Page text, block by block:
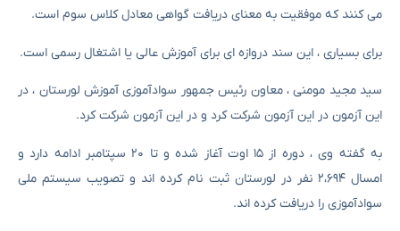
می کنند که موفقیت به معنای دریافت گواهی معادل کلاس سوم است.
برای بسیاری ، این سند دروازه ای برای آموزش عالی یا اشتغال رسمی است.
سید مجید مومنی ، معاون رئیس جمهور سوادآموزی آموزش لورستان ، در
این آزمون در این آزمون شرکت کرد و در این آزمون شرکت کرد.
به گفته وی ، دوره از ۱۵ اوت آغاز شده و تا ۲۰ سپتامبر ادامه دارد و
امسال ۲،۶۹۴ نفر در لورستان ثبت نام کرده اند و تصویب سیستم ملی
سوادآموزی را دریافت کرده اند.